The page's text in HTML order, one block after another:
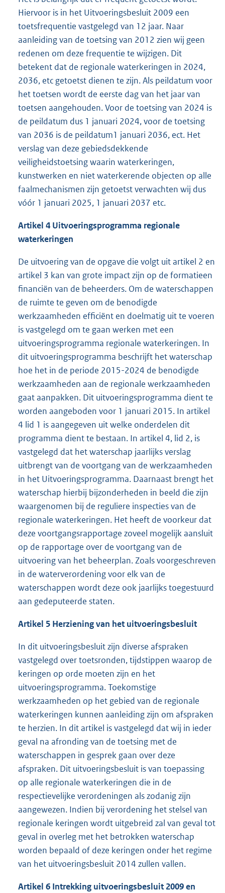
Hiervoor is in het Uitvoeringsbesluit 2009 een
toetsfrequentie vastgelegd van 12 jaar. Naar
aanleiding van de toetsing van 2012 zien wij geen
redenen om deze frequentie te wijzigen. Dit
betekent dat de regionale waterkeringen in 2024,
2036, etc getoetst dienen te zijn. Als peildatum voor
het toetsen wordt de eerste dag van het jaar van
toetsen aangehouden. Voor de toetsing van 2024 is
de peildatum dus 1 januari 2024, voor de toetsing
van 2036 is de peildatum1 januari 2036, ect. Het
verslag van deze gebiedsdekkende
veiligheidstoetsing waarin waterkeringen,
kunstwerken en niet waterkerende objecten op alle
faalmechanismen zijn getoetst verwachten wij dus
vóór 1 januari 2025, 1 januari 2037 etc.
Artikel 4 Uitvoeringsprogramma regionale
waterkeringen
De uitvoering van de opgave die volgt uit artikel 2 en
artikel 3 kan van grote impact zijn op de formatieen
financiën van de beheerders. Om de waterschappen
de ruimte te geven om de benodigde
werkzaamheden efficiënt en doelmatig uit te voeren
is vastgelegd om te gaan werken met een
uitvoeringsprogramma regionale waterkeringen. In
dit uitvoeringsprogramma beschrijft het waterschap
hoe het in de periode 2015-2024 de benodigde
werkzaamheden aan de regionale werkzaamheden
gaat aanpakken. Dit uitvoeringsprogramma dient te
worden aangeboden voor 1 januari 2015. In artikel
4 lid 1 is aangegeven uit welke onderdelen dit
programma dient te bestaan. In artikel 4, lid 2, is
vastgelegd dat het waterschap jaarlijks verslag
uitbrengt van de voortgang van de werkzaamheden
in het Uitvoeringsprogramma. Daarnaast brengt het
waterschap hierbij bijzonderheden in beeld die zijn
waargenomen bij de reguliere inspecties van de
regionale waterkeringen. Het heeft de voorkeur dat
deze voortgangsrapportage zoveel mogelijk aansluit
op de rapportage over de voortgang van de
uitvoering van het beheerplan. Zoals voorgeschreven
in de waterverordening voor elk van de
waterschappen wordt deze ook jaarlijks toegestuurd
aan gedeputeerde staten.
Artikel 5 Herziening van het uitvoeringsbesluit
In dit uitvoeringsbesluit zijn diverse afspraken
vastgelegd over toetsronden, tijdstippen waarop de
keringen op orde moeten zijn en het
uitvoeringsprogramma. Toekomstige
werkzaamheden op het gebied van de regionale
waterkeringen kunnen aanleiding zijn om afspraken
te herzien. In dit artikel is vastgelegd dat wij in ieder
geval na afronding van de toetsing met de
waterschappen in gesprek gaan over deze
afspraken. Dit uitvoeringsbesluit is van toepassing
op alle regionale waterkeringen die in de
respectievelijke verordeningen als zodanig zijn
aangewezen. Indien bij verordening het stelsel van
regionale keringen wordt uitgebreid zal van geval tot
geval in overleg met het betrokken waterschap
worden bepaald of deze keringen onder het regime
van het uitvoeringsbesluit 2014 zullen vallen.
Artikel 6 Intrekking uitvoeringsbesluit 2009 en